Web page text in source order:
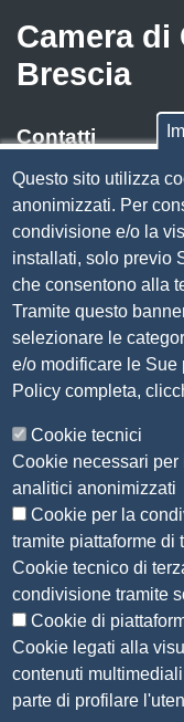
Camera di
Brescia
Contatti
Via Luigi Einaudi,
Tel. 030 37251
PEC
P.IVA 00859790172
C.F. 80013870177
Contatti
Organizzazione
Bandi di concorso
Bandi di gara e
Provvedimenti
Attività e
Seguici su
Sito web
Questo sito utilizza
anonimizzati. Per
condivisione e/o la
installati, solo previo
che consentono alla
Tramite questo
selezionare le
e/o modificare le Sue
Policy completa,
Cookie tecnici
Cookie necessari
analitici anonimizzati
Cookie per la
tramite piattaforme di
Cookie tecnico di
condivisione tramite
Cookie di
Cookie legati alla
contenuti
parte di profilare